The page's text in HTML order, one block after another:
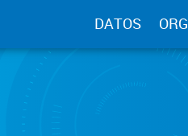
DATOS